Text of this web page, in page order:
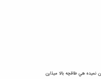
هي طاقچه بالا ميذارن